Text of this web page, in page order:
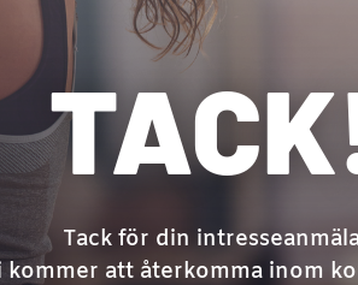
Tack för din
kommer att återkomma inom